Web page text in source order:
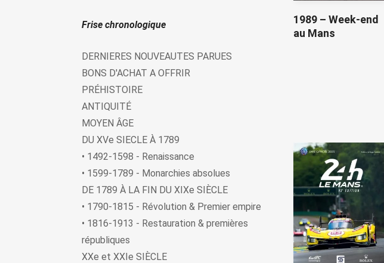
Frise chronologique
DERNIERES NOUVEAUTES PARUES
BONS D'ACHAT A OFFRIR
PRÉHISTOIRE
ANTIQUITÉ
MOYEN ÂGE
DU XVe SIECLE À 1789
• 1492-1598 - Renaissance
• 1599-1789 - Monarchies absolues
DE 1789 À LA FIN DU XIXe SIÈCLE
• 1790-1815 - Révolution & Premier empire
• 1816-1913 - Restauration & premières
républiques
XXe et XXIe SIÈCLE
1989 – Week-end
au Mans